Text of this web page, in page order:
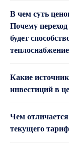
В чем суть
Почему
будет
Какие
инвестиций в
Чем
текущего